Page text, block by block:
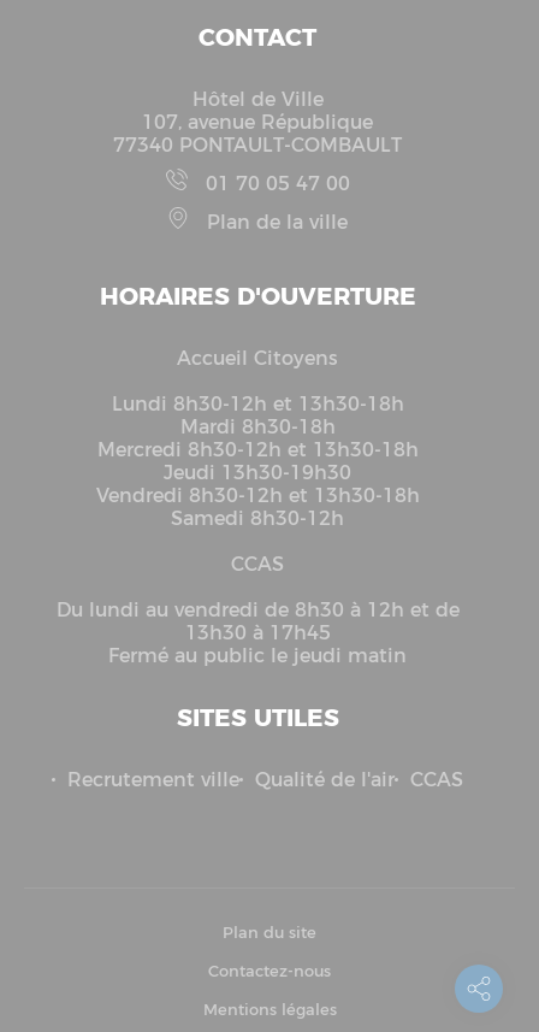
CONTACT
Hôtel de Ville
107, avenue République
77340 PONTAULT-COMBAULT
01 70 05 47 00
Plan de la ville
HORAIRES D'OUVERTURE
Accueil Citoyens
Lundi 8h30-12h et 13h30-18h
Mardi 8h30-18h
Mercredi 8h30-12h et 13h30-18h
Jeudi 13h30-19h30
Vendredi 8h30-12h et 13h30-18h
Samedi 8h30-12h
CCAS
Du lundi au vendredi de 8h30 à 12h et de
13h30 à 17h45
Fermé au public le jeudi matin
SITES UTILES
Recrutement ville Qualité de l'air CCAS
Plan du site
Contactez-nous
Mentions légales